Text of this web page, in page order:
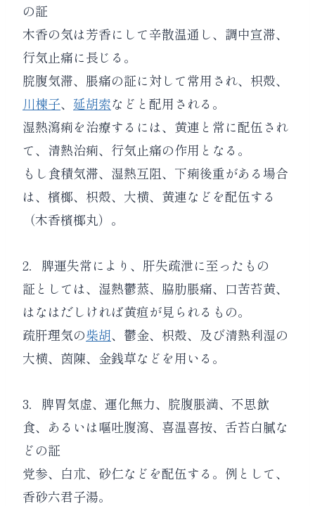
の証
木香の気は芳香にして辛散温通し、調中宣滞、
行気止痛に長じる。
脘腹気滞、脹痛の証に対して常用され、 枳殻、
川楝子、 延胡索などと配用される。
湿熱瀉痢を治療するには、 黄連 と常に配伍され
て、清熱治痢、行気止痛の作用となる。
もし食積気滞、湿熱互阻、下痢後重がある場合
は、 檳榔、 枳殻、 大横、 黄連などを配伍する
（木香檳榔丸）。
2． 脾運失常により、肝失疏泄に至ったもの
証としては、湿熱鬱蒸、脇肋脹痛、口苦苔黄、
はなはだしければ黄疸が見られるもの。
疏肝理気の柴胡、 鬱金、 枳殻、及び清熱利湿の
大横、 茵陳、 金銭草などを用いる。
3． 脾胃気虚、運化無力、脘腹脹満、不思飲
食、あるいは嘔吐腹瀉、喜温喜按、舌苔白膩な
どの証
党参、 白朮、 砂仁などを配伍する。例として、
香砂六君子湯。